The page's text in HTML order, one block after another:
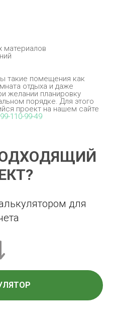
материалов
такие помещения как
отдыха и даже
желании планировку
порядке. Для этого
проект на нашем сайте
110-99-49
для